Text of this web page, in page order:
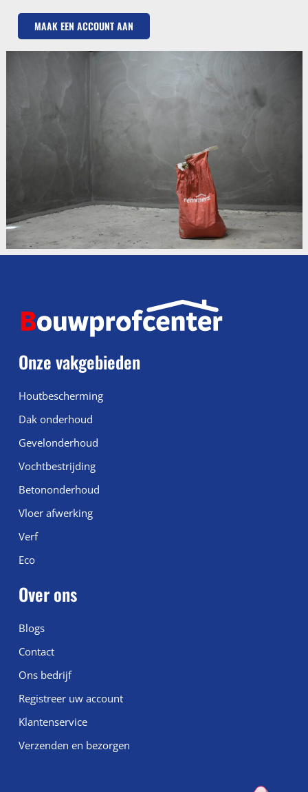
MAAK EEN ACCOUNT AAN
Onze vakgebieden
Houtbescherming
Dak onderhoud
Gevelonderhoud
Vochtbestrijding
Betononderhoud
Vloer afwerking
Verf
Eco
Over ons
Blogs
Contact
Ons bedrijf
Registreer uw account
Klantenservice
Verzenden en bezorgen